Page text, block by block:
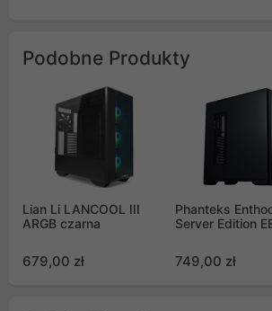
Podobne Produkty
Lian Li LANCOOL III
ARGB czarna
679,00 zł
Phanteks
Server Edition
749,00 zł